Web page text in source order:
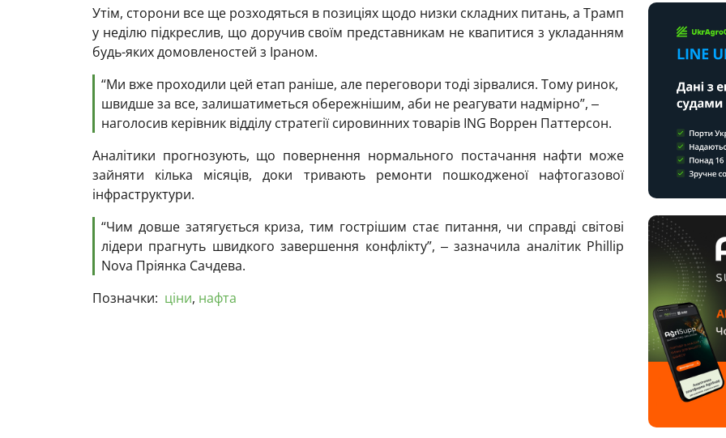
Утім, сторони все ще розходяться в позиціях щодо низки складних питань, а Трамп
у неділю підкреслив, що доручив своїм представникам не квапитися з укладанням
будь-яких домовленостей з Іраном.
“Ми вже проходили цей етап раніше, але переговори тоді зірвалися. Тому ринок,
швидше за все, залишатиметься обережнішим, аби не реагувати надмірно”, ‒
наголосив керівник відділу стратегії сировинних товарів ING Воррен Паттерсон.
Аналітики прогнозують, що повернення нормального постачання нафти може
зайняти кілька місяців, доки тривають ремонти пошкодженої нафтогазової
інфраструктури.
“Чим довше затягується криза, тим гострішим стає питання, чи справді світові
лідери прагнуть швидкого завершення конфлікту”, ‒ зазначила аналітик Phillip
Nova Пріянка Сачдева.
Позначки: ціни, нафта